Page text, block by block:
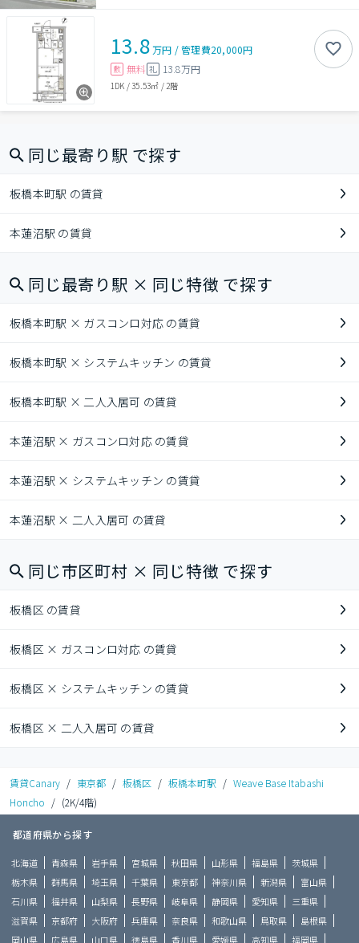
13.8万円 /管理費20,000円
敷 無料 礼 13.8万円
1DK /35.53㎡ / 2階
同じ最寄り駅 で探す
板橋本町駅 の賃貸
本蓮沼駅 の賃貸
同じ最寄り駅 × 同じ特徴 で探す
板橋本町駅 × ガスコンロ対応 の賃貸
板橋本町駅 × システムキッチン の賃貸
板橋本町駅 × 二人入居可 の賃貸
本蓮沼駅 × ガスコンロ対応 の賃貸
本蓮沼駅 × システムキッチン の賃貸
本蓮沼駅 × 二人入居可 の賃貸
同じ市区町村 × 同じ特徴 で探す
板橋区 の賃貸
板橋区 × ガスコンロ対応 の賃貸
板橋区 × システムキッチン の賃貸
板橋区 × 二人入居可 の賃貸
賃貸Canary / 東京都 / 板橋区 / 板橋本町駅 / Weave Base Itabashi
Honcho / (2K/4階)
都道府県から探す
北海道 青森県 岩手県 宮城県 秋田県 山形県 福島県
茨城県
栃木県
群馬県 埼玉県 千葉県 東京都 神奈川県 新潟県
富山県
石川県
福井県 山梨県 長野県 岐阜県 静岡県 愛知県
三重県
滋賀県
京都府 大阪府 兵庫県 奈良県 和歌山県 鳥取県
島根県
岡山県
広島県 山口県 徳島県 香川県 愛媛県 高知県 福岡県